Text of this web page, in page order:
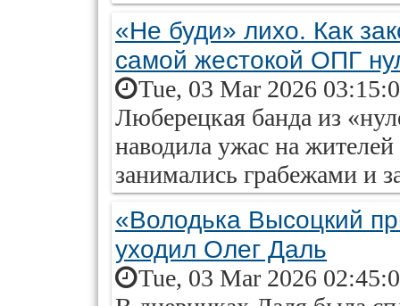
«Не буди» лихо. Как
самой жестокой ОПГ
Tue, 03 Mar 2026
Люберецкая банда из
наводила ужас на
занимались грабежами и
«Володька Высоцкий
уходил Олег Даль
Tue, 03 Mar 2026